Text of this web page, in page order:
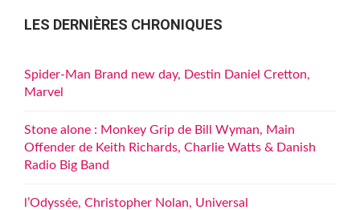
LES DERNIÈRES CHRONIQUES
Spider-Man Brand new day, Destin Daniel Cretton,
Marvel
Stone alone : Monkey Grip de Bill Wyman, Main
Offender de Keith Richards, Charlie Watts & Danish
Radio Big Band
l’Odyssée, Christopher Nolan, Universal